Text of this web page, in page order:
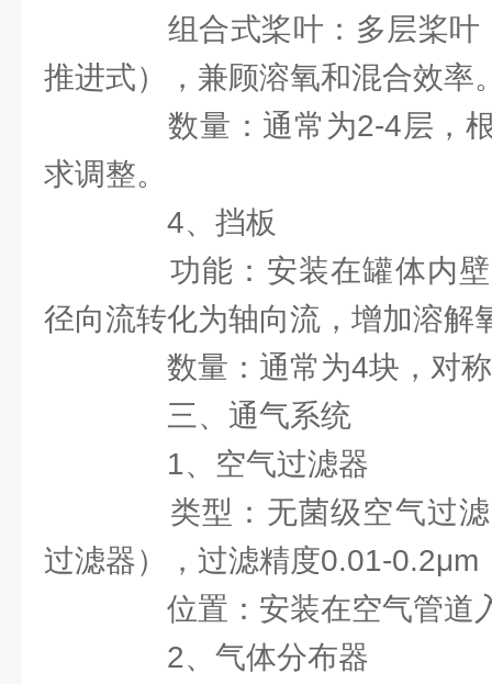
组合式桨叶：多层桨叶
推进式），兼顾溶氧和混合效率
数量：通常为2-4层，根
求调整。
4、挡板
功能：安装在罐体内壁
径向流转化为轴向流，增加溶解
数量：通常为4块，对称
三、通气系统
1、空气过滤器
类型：无菌级空气过滤
过滤器），过滤精度0.01-0.2μm
位置：安装在空气管道
2、气体分布器